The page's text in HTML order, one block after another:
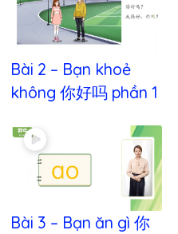
Bài 2 – Bạn khoẻ
không 你好吗 phần 1
Bài 3 – Bạn ăn gì 你